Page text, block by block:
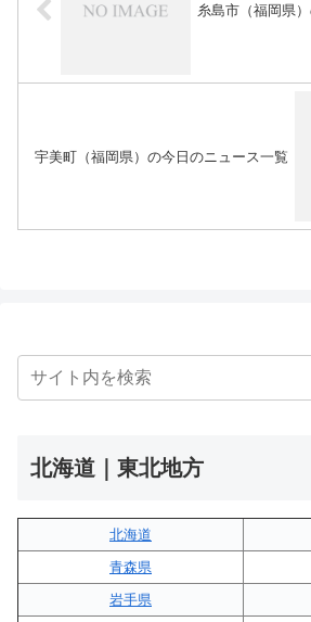
糸島市（福岡県
宇美町（福岡県）の今日のニュース一覧
北海道｜東北地方
北海道
青森県
岩手県